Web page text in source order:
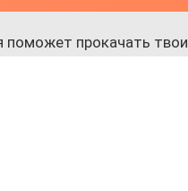
поможет прокачать твои